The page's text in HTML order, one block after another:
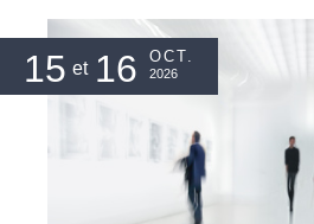
15 et 16 OCT.
2026